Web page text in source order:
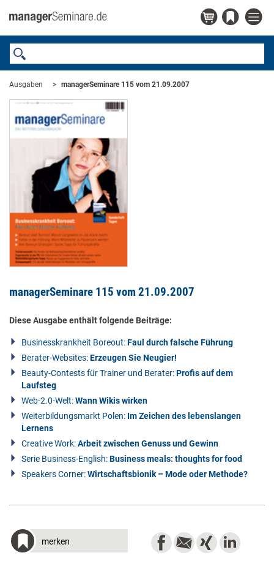
Ausgaben managerSeminare 115 vom 21.09.2007
managerSeminare 115 vom 21.09.2007
Diese Ausgabe enthält folgende Beiträge:
Businesskrankheit Boreout:Faul durch falsche Führung
Berater-Websites:Erzeugen Sie Neugier!
Beauty-Contests für Trainer und Berater:Profis auf dem
Laufsteg
Web-2.0-Welt:Wann Wikis wirken
Weiterbildungsmarkt Polen: Im Zeichen des lebenslangen
Lernens
Creative Work:Arbeit zwischen Genuss und Gewinn
Serie Business-English:Business meals: thoughts for food
Speakers Corner:Wirtschaftsbionik – Mode oder Methode?
merken